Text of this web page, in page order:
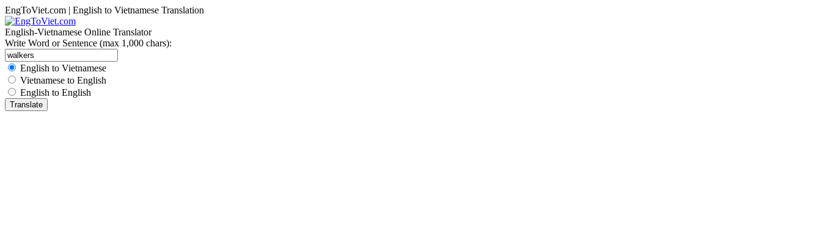
EngToViet.com | English to Vietnamese Translation
English-Vietnamese Online Translator
Write Word or Sentence (max 1,000 chars):
English to Vietnamese
Vietnamese to English
English to English